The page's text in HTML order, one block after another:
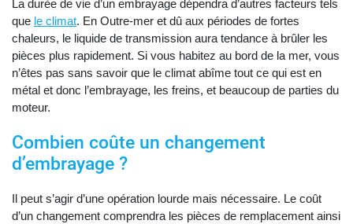
La durée de vie d’un embrayage dépendra d’autres facteurs tels
que le climat. En Outre-mer et dû aux périodes de fortes
chaleurs, le liquide de transmission aura tendance à brûler les
pièces plus rapidement. Si vous habitez au bord de la mer, vous
n’êtes pas sans savoir que le climat abîme tout ce qui est en
métal et donc l’embrayage, les freins, et beaucoup de parties du
moteur.
Combien coûte un changement
d’embrayage ?
Il peut s’agir d’une opération lourde mais nécessaire. Le coût
d’un changement comprendra les pièces de remplacement ainsi